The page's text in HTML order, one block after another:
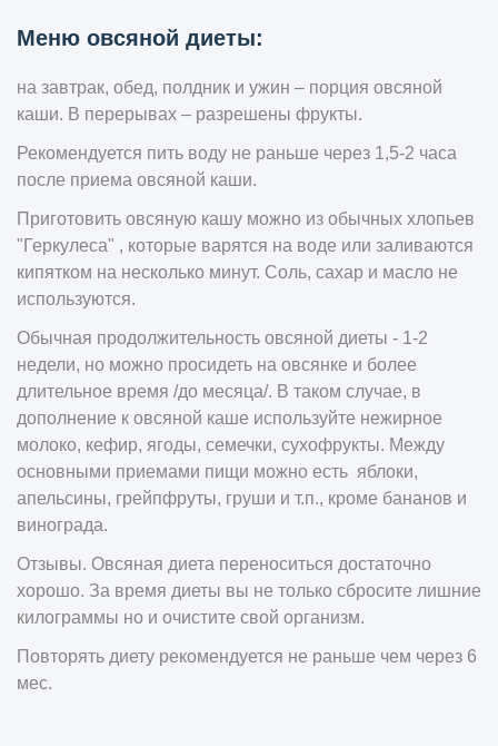
Меню овсяной диеты:
на завтрак, обед, полдник и ужин – порция овсяной
каши. В перерывах – разрешены фрукты.
Рекомендуется пить воду не раньше через 1,5-2 часа
после приема овсяной каши.
Приготовить овсяную кашу можно из обычных хлопьев
"Геркулеса" , которые варятся на воде или заливаются
кипятком на несколько минут. Соль, сахар и масло не
используются.
Обычная продолжительность овсяной диеты - 1-2
недели, но можно просидеть на овсянке и более
длительное время /до месяца/. В таком случае, в
дополнение к овсяной каше используйте нежирное
молоко, кефир, ягоды, семечки, сухофрукты. Между
основными приемами пищи можно есть яблоки,
апельсины, грейпфруты, груши и т.п., кроме бананов и
винограда.
Отзывы. Овсяная диета переноситься достаточно
хорошо. За время диеты вы не только сбросите лишние
килограммы но и очистите свой организм.
Повторять диету рекомендуется не раньше чем через 6
мес.